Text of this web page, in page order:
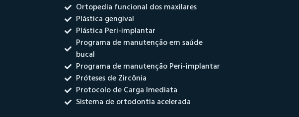
Ortopedia funcional dos maxilares
Plástica gengival
Plástica Peri-implantar
Programa de manutenção em saúde
bucal
Programa de manutenção Peri-implantar
Próteses de Zircônia
Protocolo de Carga Imediata
Sistema de ortodontia acelerada